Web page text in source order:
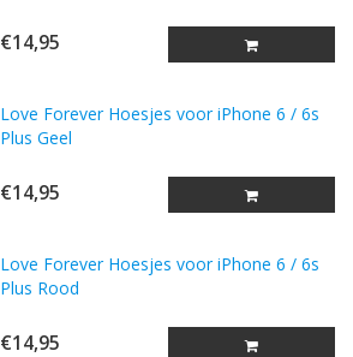
€14,95
Love Forever Hoesjes voor iPhone 6 / 6s
Plus Geel
€14,95
Love Forever Hoesjes voor iPhone 6 / 6s
Plus Rood
€14,95